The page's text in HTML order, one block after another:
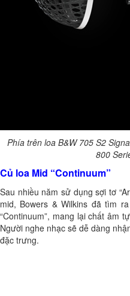
Phía trên loa B&W705 S2
800
Củ loa Mid “Continuum”
Sau nhiều năm sử dụng sợi tơ
mid, Bowers & Wilkins đã tìm
“Continuum”, mang lại chất âm
Người nghe nhạc sẽ dễ dàng
đặc trưng.